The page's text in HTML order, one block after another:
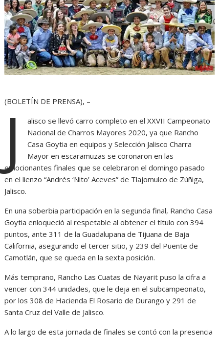
(BOLETÍN DE PRENSA), –
J
alisco se llevó carro completo en el XXVII Campeonato
Nacional de Charros Mayores 2020, ya que Rancho
Casa Goytia en equipos y Selección Jalisco Charra
Mayor en escaramuzas se coronaron en las
emocionantes finales que se celebraron el domingo pasado
en el lienzo “Andrés ‘Nito’ Aceves” de Tlajomulco de Zúñiga,
Jalisco.
En una soberbia participación en la segunda final, Rancho Casa
Goytia enloqueció al respetable al obtener el título con 394
puntos, ante 311 de la Guadalupana de Tijuana de Baja
California, asegurando el tercer sitio, y 239 del Puente de
Camotlán, que se queda en la sexta posición.
Más temprano, Rancho Las Cuatas de Nayarit puso la cifra a
vencer con 344 unidades, que le deja en el subcampeonato,
por los 308 de Hacienda El Rosario de Durango y 291 de
Santa Cruz del Valle de Jalisco.
A lo largo de esta jornada de finales se contó con la presencia